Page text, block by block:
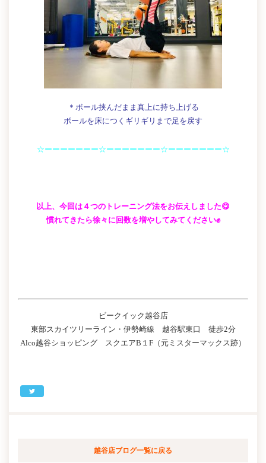
＊ボール挟んだまま真上に持ち上げる
ボールを床につくギリギリまで足を戻す
☆ーーーーーーー☆ーーーーーーー☆ーーーーーーー☆
以上、今回は４つのトレーニング法をお伝えしました😋
慣れてきたら徐々に回数を増やしてみてください✊
ビークイック越谷店
東部スカイツリーライン・伊勢崎線 越谷駅東口 徒歩2分
Alco越谷ショッピング スクエアB１F（元ミスターマックス跡）
越谷店ブログ一覧に戻る